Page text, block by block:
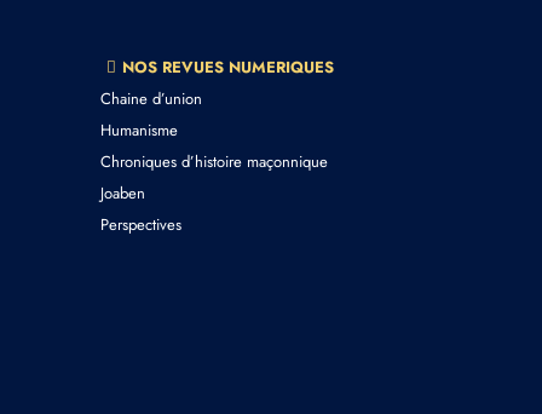
NOS REVUES NUMERIQUES
Chaine d’union
Humanisme
Chroniques d’histoire maçonnique
Joaben
Perspectives